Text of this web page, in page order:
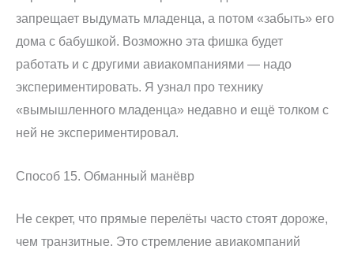
запрещает выдумать младенца, а потом «забыть» его
дома с бабушкой. Возможно эта фишка будет
работать и с другими авиакомпаниями — надо
экспериментировать. Я узнал про технику
«вымышленного младенца» недавно и ещё толком с
ней не экспериментировал.
Способ 15. Обманный манёвр
Не секрет, что прямые перелёты часто стоят дороже,
чем транзитные. Это стремление авиакомпаний